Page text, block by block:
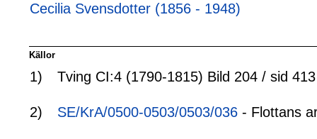
Cecilia Svensdotter (1856 - 1948)
Källor
1) Tving CI:4 (1790-1815) Bild 204 / sid 413
2) SE/KrA/0500-0503/0503/036 - Flottans